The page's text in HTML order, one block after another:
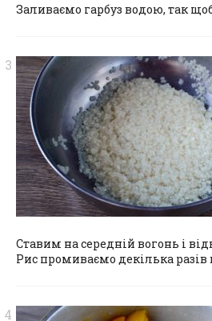
Заливаємо гарбуз водою, так
Ставим на середній вогонь і
Рис промиваємо декілька разів